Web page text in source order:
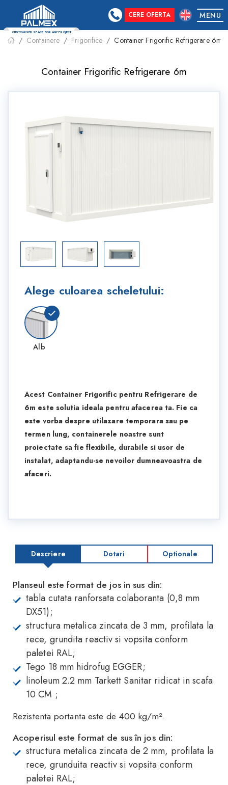
CUSTOMISED SPACE FOR ANY PROJECT
CERE OFERTA MENU
Containere Frigorifice Container Frigorific Refrigerare 6m
Container Frigorific Refrigerare 6m
Alege culoarea scheletului:
Alb
Acest Container Frigorific pentru Refrigerare de
6m este solutia ideala pentru afacerea ta. Fie ca
este vorba despre utilazare temporara sau pe
termen lung, containerele noastre sunt
proiectate sa fie flexibile, durabile si usor de
instalat, adaptandu-se nevoilor dumneavoastra de
afaceri.
Descriere Dotari Optionale
Planseul este format de jos in sus din:
tabla cutata ranforsata colaboranta (0,8 mm
DX51);
structura metalica zincata de 3 mm, profilata la
rece, grundita reactiv si vopsita conform
paletei RAL;
Tego 18 mm hidrofug EGGER;
linoleum 2.2 mm Tarkett Sanitar ridicat in scafa
10 CM ;
Rezistenta portanta este de 400 kg/m².
Acoperisul este format de sus în jos din:
structura metalica zincata de 2 mm, profilata la
rece, grunduita reactiv si vopsita conform
paletei RAL;